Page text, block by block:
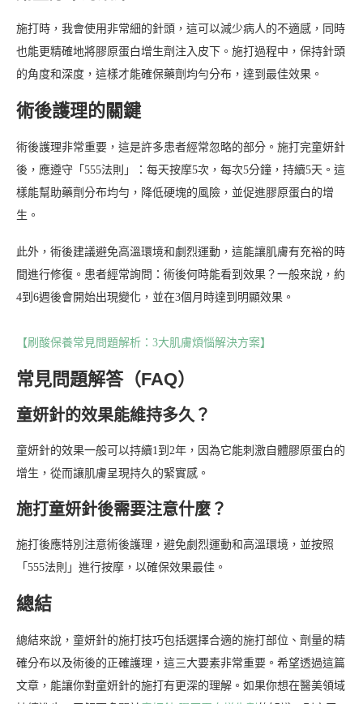
施打時，我會使用非常細的針頭，這可以減少病人的不適感，同時
也能更精確地將膠原蛋白增生劑注入皮下。施打過程中，保持針頭
的角度和深度，這樣才能確保藥劑均勻分布，達到最佳效果。
術後護理的關鍵
術後護理非常重要，這是許多患者經常忽略的部分。施打完童妍針
後，應遵守「555法則」：每天按摩5次，每次5分鐘，持續5天。這
樣能幫助藥劑分布均勻，降低硬塊的風險，並促進膠原蛋白的增
生。
此外，術後建議避免高溫環境和劇烈運動，這能讓肌膚有充裕的時
間進行修復。患者經常詢問：術後何時能看到效果？一般來說，約
4到6週後會開始出現變化，並在3個月時達到明顯效果。
【刷酸保養常見問題解析：3大肌膚煩惱解決方案】
常見問題解答（FAQ）
童妍針的效果能維持多久？
童妍針的效果一般可以持續1到2年，因為它能刺激自體膠原蛋白的
增生，從而讓肌膚呈現持久的緊實感。
施打童妍針後需要注意什麼？
施打後應特別注意術後護理，避免劇烈運動和高溫環境，並按照
「555法則」進行按摩，以確保效果最佳。
總結
總結來說，童妍針的施打技巧包括選擇合適的施打部位、劑量的精
確分布以及術後的正確護理，這三大要素非常重要。希望透過這篇
文章，能讓你對童妍針的施打有更深的理解。如果你想在醫美領域